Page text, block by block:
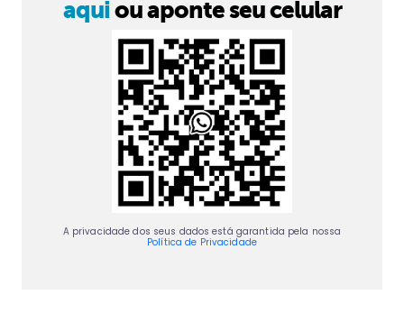
aquiou aponte seu celular
A privacidade dos seus dados está garantida pela nossa
Política de Privacidade